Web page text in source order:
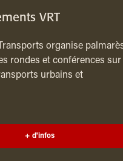
VRT
organise
rondes et conférences sur
urbains et
+ d'infos